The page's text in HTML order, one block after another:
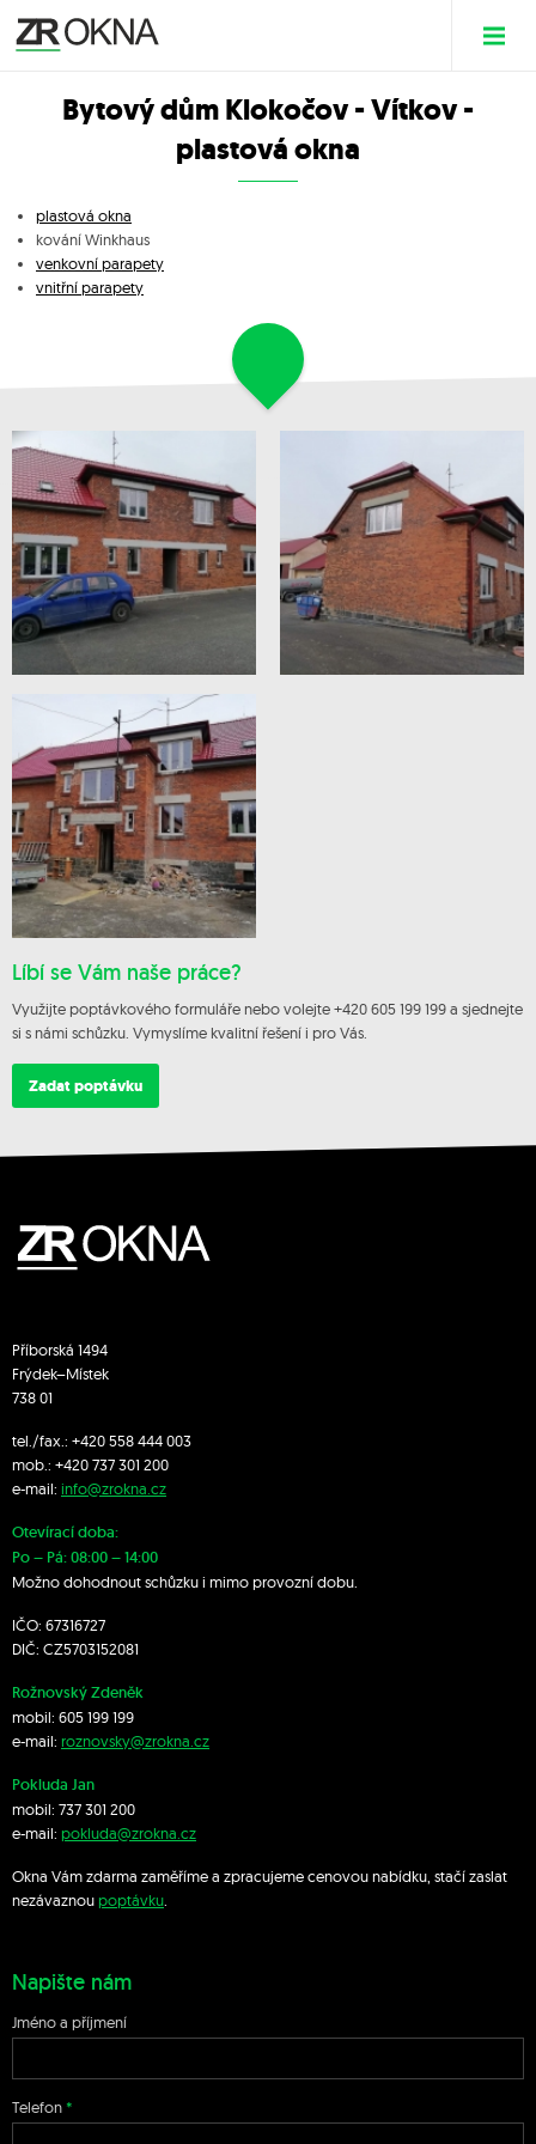
Bytový dům Klokočov - Vítkov -
plastová okna
plastová okna
kování Winkhaus
venkovní parapety
vnitřní parapety
Líbí se Vám naše práce?
Využijte poptávkového formuláře nebo volejte +420 605 199 199 a sjednejte
si s námi schůzku. Vymyslíme kvalitní řešení i pro Vás.
Zadat poptávku
Příborská 1494
Frýdek–Místek
738 01
tel./fax.: +420 558 444 003
mob.: +420 737 301 200
e-mail: info@zrokna.cz
Otevírací doba:
Po – Pá: 08:00 – 14:00
Možno dohodnout schůzku i mimo provozní dobu.
IČO: 67316727
DIČ: CZ5703152081
Rožnovský Zdeněk
mobil: 605 199 199
e-mail: roznovsky@zrokna.cz
Pokluda Jan
mobil: 737 301 200
e-mail: pokluda@zrokna.cz
Okna Vám zdarma zaměříme a zpracujeme cenovou nabídku, stačí zaslat
nezávaznoupoptávku
Napište nám
Jméno a příjmení
Telefon